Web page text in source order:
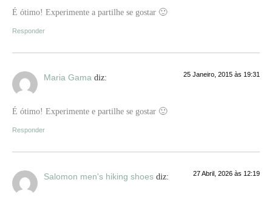
É ótimo! Experimente a partilhe se gostar 🙂
Responder
Maria Gama diz: 25 Janeiro, 2015 às 19:31
É ótimo! Experimente e partilhe se gostar 🙂
Responder
Salomon men's hiking shoes diz: 27 Abril, 2026 às 12:19